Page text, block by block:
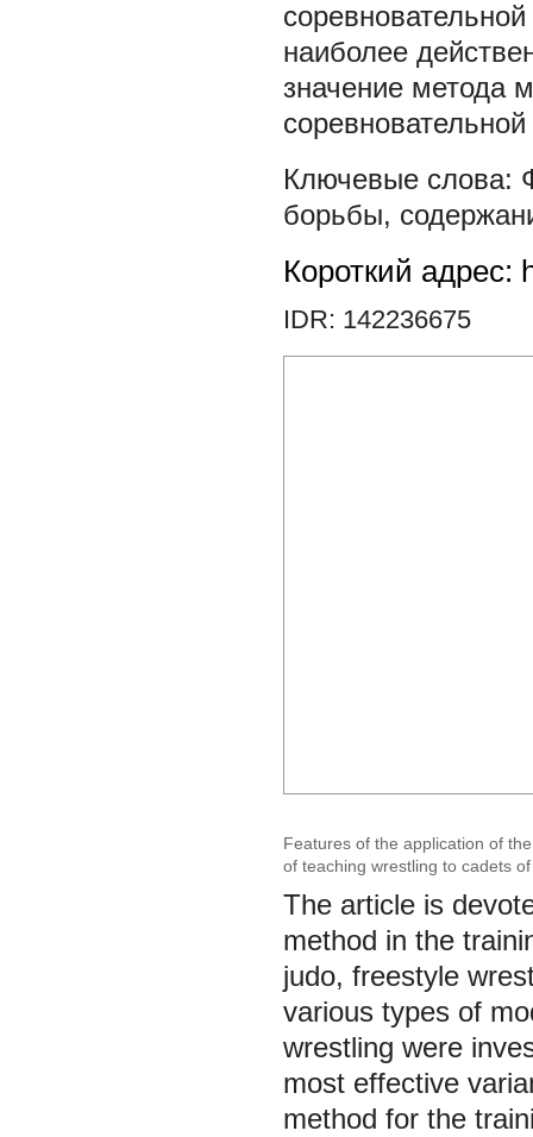
наиболее
значение метода
борьбы,
Короткий адрес:
IDR: 142236675
Features of the application of
of teaching wrestling to cadets
The article is
method in the
judo, freestyle
various types of
wrestling were
most effective
method for the